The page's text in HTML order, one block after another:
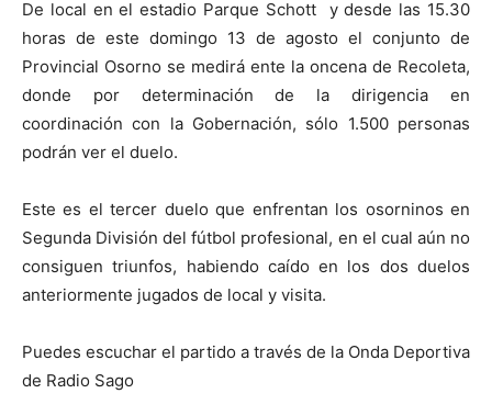
De local en el estadio Parque Schott y desde las 15.30
horas de este domingo 13 de agosto el conjunto de
Provincial Osorno se medirá ente la oncena de Recoleta,
donde por determinación de la dirigencia en
coordinación con la Gobernación, sólo 1.500 personas
podrán ver el duelo.
Este es el tercer duelo que enfrentan los osorninos en
Segunda División del fútbol profesional, en el cual aún no
consiguen triunfos, habiendo caído en los dos duelos
anteriormente jugados de local y visita.
Puedes escuchar el partido a través de la Onda Deportiva
de Radio Sago